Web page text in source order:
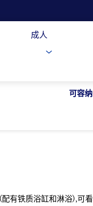
成人
可容
有铁质浴缸和淋浴),可